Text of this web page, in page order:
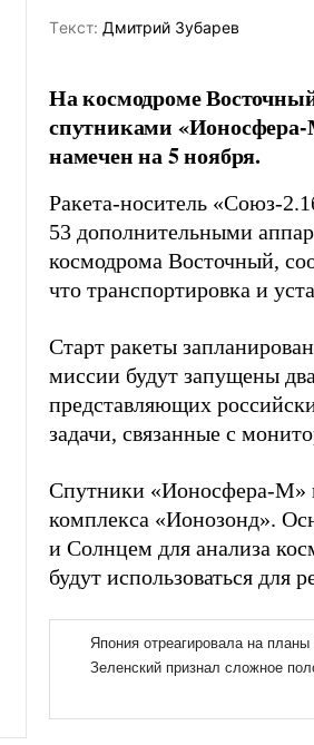
Tекст: Дмитрий Зубарев
На космодроме
спутниками «Ионосфера-
намечен на 5 ноября.
Ракета-носитель «Союз-
53 дополнительными
космодрома Восточный,
что транспортировка и
Старт ракеты
миссии будут запущены
представляющих
задачи, связанные с
Спутники «Ионосфера-М»
комплекса «Ионозонд».
и Солнцем для анализа
будут использоваться для